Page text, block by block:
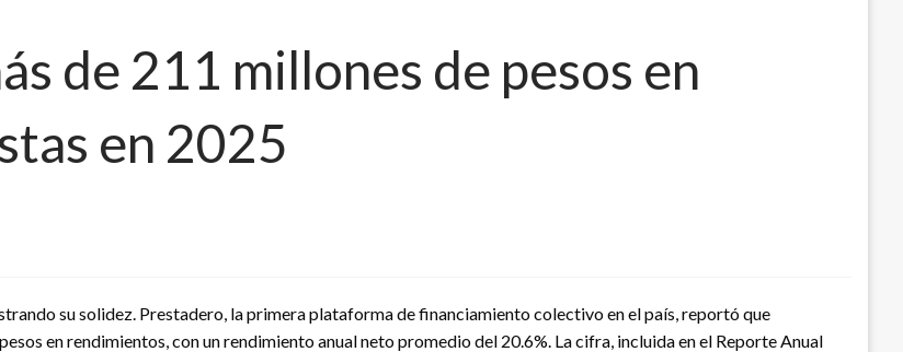
de 211 millones de pesos en
en 2025
su solidez. Prestadero, la primera plataforma de financiamiento colectivo en el país, reportó que
en rendimientos, con un rendimiento anual neto promedio del 20.6%. La cifra, incluida en el Reporte Anual